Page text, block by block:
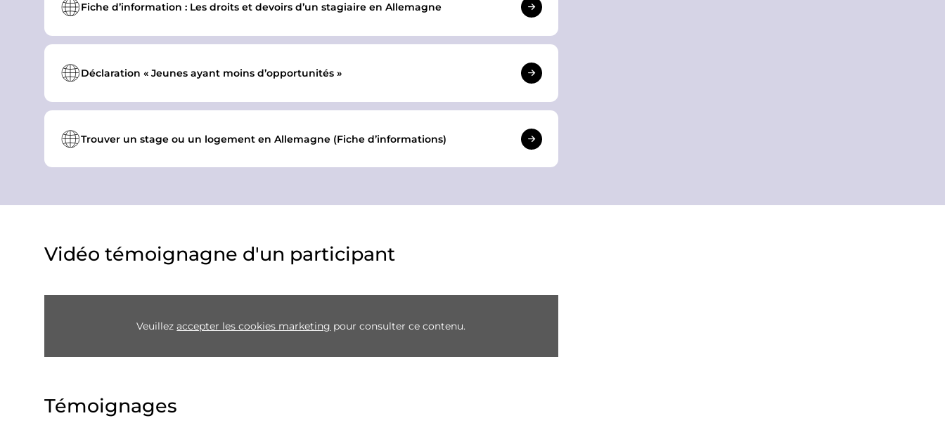
Fiche d’information : Les droits et devoirs d’un stagiaire en Allemagne
Déclaration « Jeunes ayant moins d’opportunités »
Trouver un stage ou un logement en Allemagne (Fiche d’informations)
Vidéo témoignagne d'un participant
Veuillezaccepter les cookies marketing pour consulter ce contenu.
Témoignages